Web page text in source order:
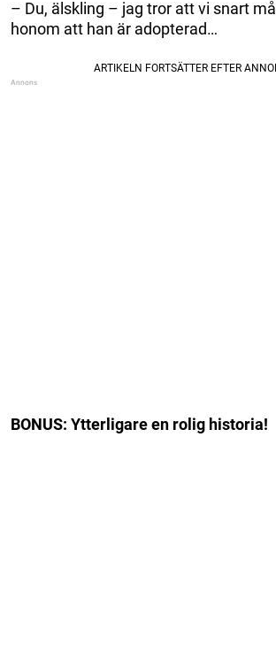
– Du, älskling – jag tror att vi snart
honom att han är adopterad…
BONUS: Ytterligare en rolig historia!